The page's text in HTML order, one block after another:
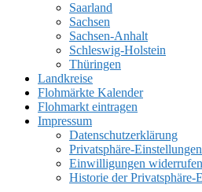
Saarland
Sachsen
Sachsen-Anhalt
Schleswig-Holstein
Thüringen
Landkreise
Flohmärkte Kalender
Flohmarkt eintragen
Impressum
Datenschutzerklärung
Privatsphäre-
Einwilligungen widerrufen
Historie der Privatsphäre-